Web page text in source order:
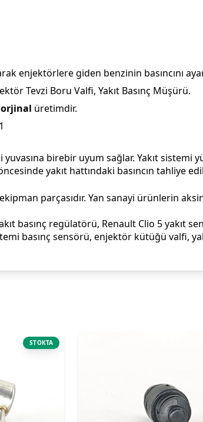
enjektörlere giden benzinin basıncını
Tevzi Boru Valfi, Yakıt Basınç Müşürü.
orjinal üretimdir.
birebir uyum sağlar. Yakıt sistemi
yakıt hattındaki basıncın tahliye
ekipman parçasıdır. Yan sanayi ürünlerin
basınç regülatörü, Renault Clio 5 yakıt
basınç sensörü, enjektör kütüğü valfi,
STOKTA